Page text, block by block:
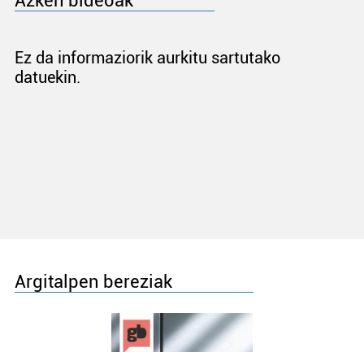
Ez da informaziorik aurkitu sartutako
datuekin.
Argitalpen bereziak